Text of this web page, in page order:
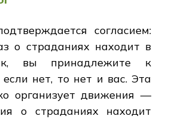
согласием:
о страданиях находит в
вы принадлежите к
нет, то нет и вас. Эта
организует движения —
о страданиях находит